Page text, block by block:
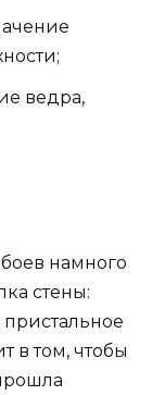
ведра,
намного
стены:
пристальное
в том, чтобы